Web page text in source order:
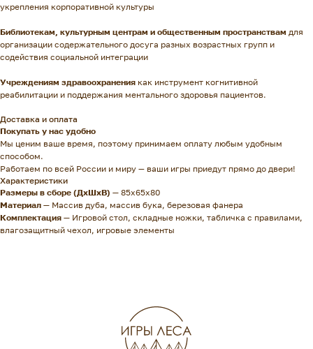
укрепления корпоративной культуры
Библиотекам, культурным центрам и общественным пространствам для
организации содержательного досуга разных возрастных групп и
содействия социальной интеграции
Учреждениям здравоохранения как инструмент когнитивной
реабилитации и поддержания ментального здоровья пациентов.
Доставка и оплата
Покупать у нас удобно
Мы ценим ваше время, поэтому принимаем оплату любым удобным
способом.
Работаем по всей России и миру — ваши игры приедут прямо до двери!
Характеристики
Размеры в сборе (ДхШхВ) — 85х65х80
Материал — Массив дуба, массив бука, березовая фанера
Комплектация — Игровой стол, складные ножки, табличка с правилами,
влагозащитный чехол, игровые элементы